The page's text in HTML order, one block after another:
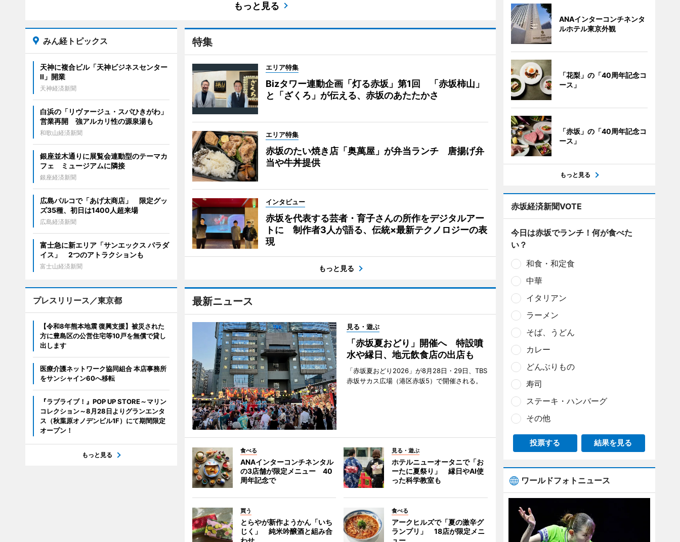
もっと見る
特集
エリア特集
Bizタワー連動企画「灯る赤坂」第1回 「赤坂柿山」
と「ざくろ」が伝える、赤坂のあたたかさ
エリア特集
赤坂のたい焼き店「奥萬屋」が弁当ランチ 唐揚げ弁
当や牛丼提供
インタビュー
赤坂を代表する芸者・育子さんの所作をデジタルアー
トに 制作者3人が語る、伝統×最新テクノロジーの表
現
もっと見る
最新ニュース
見る・遊ぶ
「赤坂夏おどり」開催へ 特設噴
水や縁日、地元飲食店の出店も
「赤坂夏おどり2026」が8月28日・29日、TBS
赤坂サカス広場（港区赤坂5）で開催される。
食べる
ANAインターコンチネンタル
の3店舗が限定メニュー 40
周年記念で
見る・遊ぶ
ホテルニューオータニで「お
ーたに夏祭り」 縁日やAI使
った科学教室も
買う
とらやが新作ようかん「いち
じく」 純米吟醸酒と組み合
わせ
食べる
アークヒルズで「夏の激辛グ
ランプリ」 18店が限定メニ
ュー
みん経トピックス
天神に複合ビル「天神ビジネスセンター
II」開業
天神経済新聞
白浜の「リヴァージュ・スパひきがわ」
営業再開 強アルカリ性の源泉湯も
和歌山経済新聞
銀座並木通りに展覧会連動型のテーマカ
フェ ミュージアムに隣接
銀座経済新聞
広島パルコで「あげ太商店」 限定グッ
ズ35種、初日は1400人超来場
広島経済新聞
富士急に新エリア「サンエックス パラダ
イス」 2つのアトラクションも
富士山経済新聞
プレスリリース／東京都
【令和8年熊本地震 復興支援】被災された
方に豊島区の公営住宅等10戸を無償で貸し
出します
医療介護ネットワーク協同組合 本店事務所
をサンシャイン60へ移転
『ラブライブ！』POP UP STORE～マリン
コレクション～8月28日よりグランエンタ
ス（秋葉原オノデンビル1F）にて期間限定
オープン！
もっと見る
ANAインターコンチネンタ
ルホテル東京外観
「花梨」の「40周年記念コ
ース」
「赤坂」の「40周年記念コ
ース」
もっと見る
赤坂経済新聞VOTE
今日は赤坂でランチ！何が食べた
い？
和食・和定食
中華
イタリアン
ラーメン
そば、うどん
カレー
どんぶりもの
寿司
ステーキ・ハンバーグ
その他
投票する 結果を見る
ワールドフォトニュース